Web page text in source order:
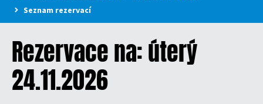
Seznam rezervací
Rezervace na: úterý
24.11.2026